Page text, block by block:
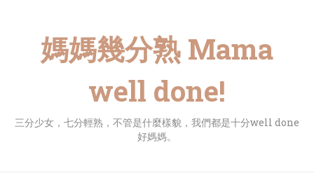
媽媽幾分熟 Mama
well done!
三分少女，七分輕熟，不管是什麼樣貌，我們都是十分well done
好媽媽。